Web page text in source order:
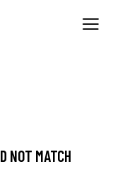
NOT MATCH